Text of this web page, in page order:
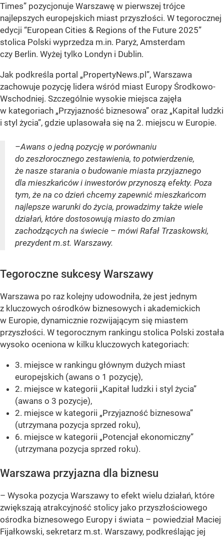
Times” pozycjonuje Warszawę w pierwszej trójce
najlepszych europejskich miast przyszłości. W tegorocznej
edycji “European Cities & Regions of the Future 2025”
stolica Polski wyprzedza m.in. Paryż, Amsterdam
czy Berlin. Wyżej tylko Londyn i Dublin.
Jak podkreśla portal „PropertyNews.pl”, Warszawa
zachowuje pozycję lidera wśród miast Europy Środkowo-
Wschodniej. Szczególnie wysokie miejsca zajęła
w kategoriach „Przyjazność biznesowa” oraz „Kapitał ludzki
i styl życia”, gdzie uplasowała się na 2. miejscu w Europie.
–Awans o jedną pozycję w porównaniu
do zeszłorocznego zestawienia, to potwierdzenie,
że nasze starania o budowanie miasta przyjaznego
dla mieszkańców i inwestorów przynoszą efekty. Poza
tym, że na co dzień chcemy zapewnić mieszkańcom
najlepsze warunki do życia, prowadzimy także wiele
działań, które dostosowują miasto do zmian
zachodzących na świecie – mówi Rafał Trzaskowski,
prezydent m.st. Warszawy.
Tegoroczne sukcesy Warszawy
Warszawa po raz kolejny udowodniła, że jest jednym
z kluczowych ośrodków biznesowych i akademickich
w Europie, dynamicznie rozwijającym się miastem
przyszłości. W tegorocznym rankingu stolica Polski została
wysoko oceniona w kilku kluczowych kategoriach:
3. miejsce w rankingu głównym dużych miast
europejskich (awans o 1 pozycję),
2. miejsce w kategorii „Kapitał ludzki i styl życia”
(awans o 3 pozycje),
2. miejsce w kategorii „Przyjazność biznesowa”
(utrzymana pozycja sprzed roku),
6. miejsce w kategorii „Potencjał ekonomiczny”
(utrzymana pozycja sprzed roku).
Warszawa przyjazna dla biznesu
– Wysoka pozycja Warszawy to efekt wielu działań, które
zwiększają atrakcyjność stolicy jako przyszłościowego
ośrodka biznesowego Europy i świata – powiedział Maciej
Fijałkowski, sekretarz m.st. Warszawy, podkreślając jej